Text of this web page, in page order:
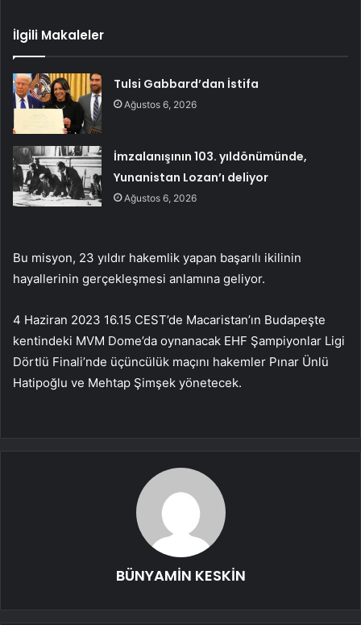
İlgili Makaleler
Tulsi Gabbard’dan İstifa
Ağustos 6, 2026
İmzalanışının 103. yıldönümünde,
Yunanistan Lozan’ı deliyor
Ağustos 6, 2026
Bu misyon, 23 yıldır hakemlik yapan başarılı ikilinin
hayallerinin gerçekleşmesi anlamına geliyor.
4 Haziran 2023 16.15 CEST’de Macaristan’ın Budapeşte
kentindeki MVM Dome’da oynanacak EHF Şampiyonlar Ligi
Dörtlü Finali’nde üçüncülük maçını hakemler Pınar Ünlü
Hatipoğlu ve Mehtap Şimşek yönetecek.
BÜNYAMİN KESKİN